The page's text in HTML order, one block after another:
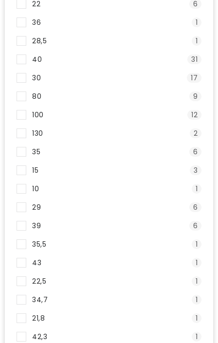
22
6
36
1
28,5
1
40
31
30
17
80
9
100
12
130
2
35
6
15
3
10
1
29
6
39
6
35,5
1
43
1
22,5
1
34,7
1
21,8
1
42,3
1